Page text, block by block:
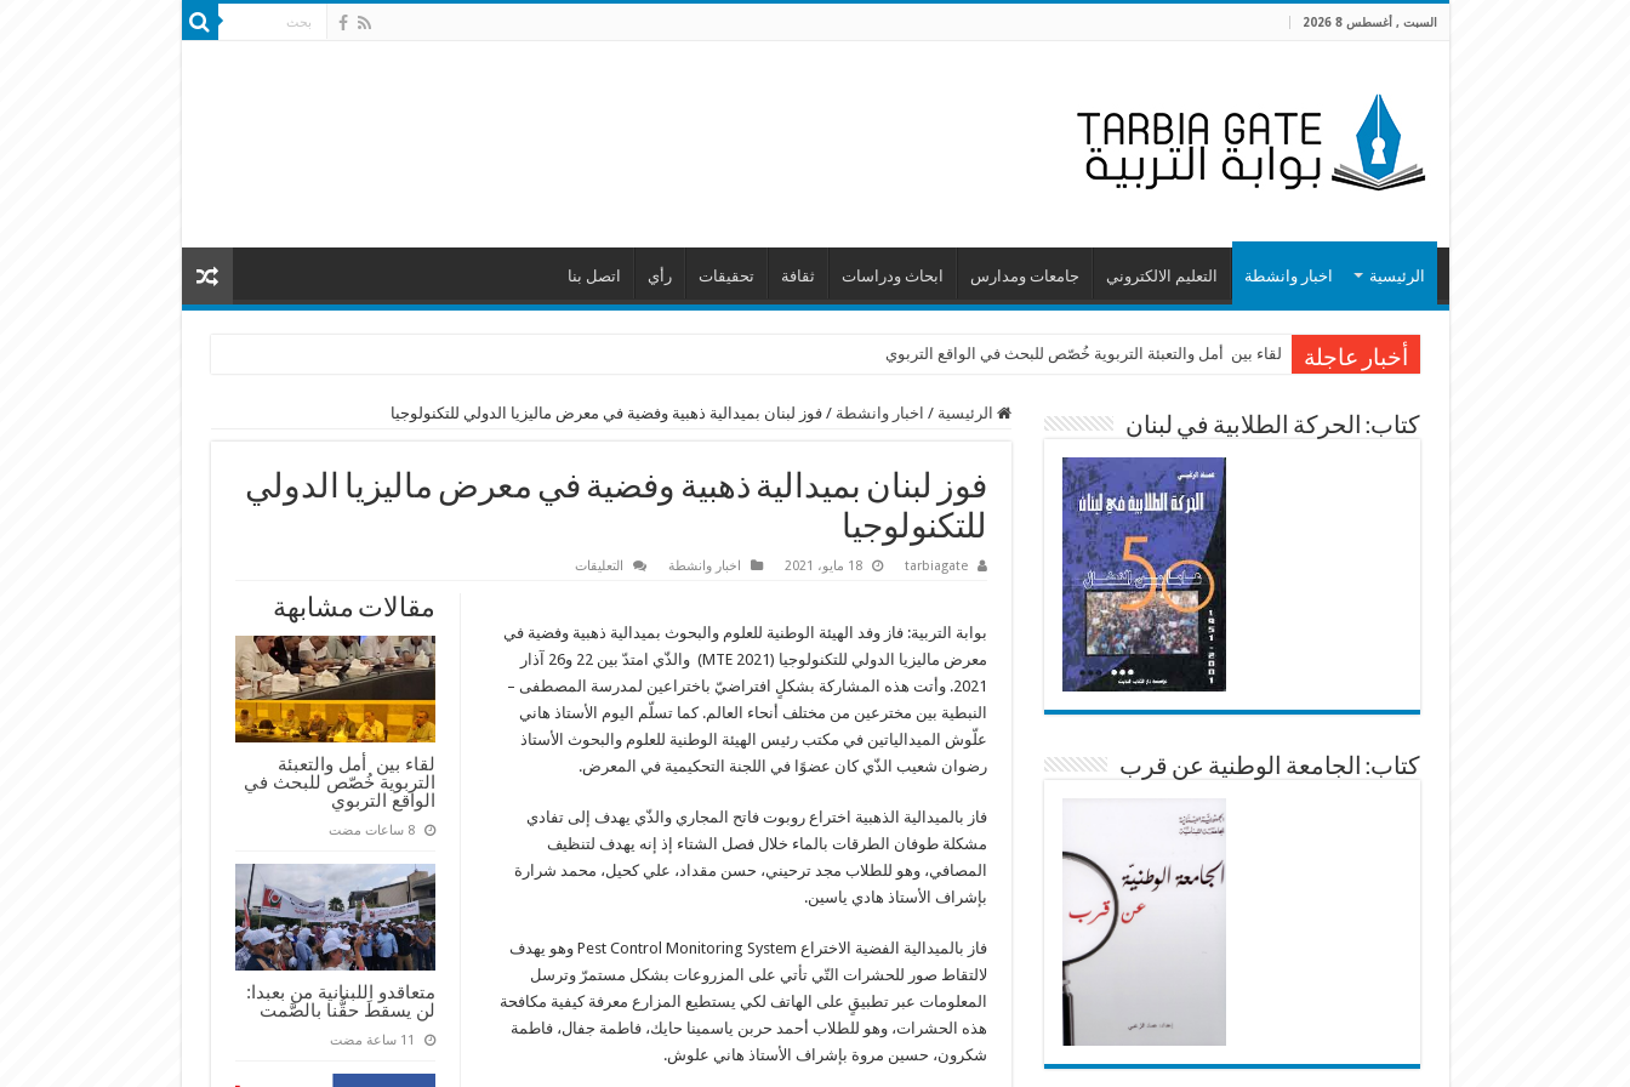
السبت , أغسطس 8 2026
الرئيسية اخبار وانشطة التعليم الالكتروني جامعات ومدارس ابحاث ودراسات ثقافة تحقيقات رأي اتصل بنا
أخبار عاجلة لقاء بين أمل والتعبئة التربوية خُصّص للبحث في الواقع التربوي
الرئيسية / اخبار وانشطة / فوز لبنان بميدالية ذهبية وفضية في معرض ماليزيا الدولي للتكنولوجيا
فوز لبنان بميدالية ذهبية وفضية في معرض ماليزيا الدولي
للتكنولوجيا
tarbiagate 18 مايو، 2021 اخبار وانشطة التعليقات
ذهبية
وفضية
في
معرض
ماليزيا
الدولي
للتكنولوجيا
مغلقة
مقالات مشابهة
لقاء بين أمل والتعبئة
التربوية خُصّص للبحث في
الواقع التربوي
‏8 ساعات مضت
متعاقدو اللبنانية من بعبدا:
لن يسقطَ حقُّنا بالصَّمت
بوابة التربية: فاز وفد الهيئة الوطنية للعلوم والبحوث بميدالية ذهبية وفضية في
معرض ماليزيا الدولي للتكنولوجيا (MTE 2021) والذّي امتدّ بين 22 و26 آذار
2021. وأتت هذه المشاركة بشكلٍ افتراضيّ باختراعين لمدرسة المصطفى –
النبطية بين مخترعين من مختلف أنحاء العالم. كما تسلّم اليوم الأستاذ هاني
علّوش الميدالياتين في مكتب رئيس الهيئة الوطنية للعلوم والبحوث الأستاذ
رضوان شعيب الذّي كان عضوًا في اللجنة التحكيمية في المعرض.
فاز بالميدالية الذهبية اختراع روبوت فاتح المجاري والذّي يهدف إلى تفادي
مشكلة طوفان الطرقات بالماء خلال فصل الشتاء إذ إنه يهدف لتنظيف
المصافي، وهو للطلاب مجد ترحيني، حسن مقداد، علي كحيل، محمد شرارة
بإشراف الأستاذ هادي ياسين.
فاز بالميدالية الفضية الاختراع Pest Control Monitoring System وهو يهدف
لالتقاط صور للحشرات التّي تأتي على المزروعات بشكل مستمرّ وترسل
المعلومات عبر تطبيقٍ على الهاتف لكي يستطيع المزارع معرفة كيفية مكافحة
هذه الحشرات، وهو للطلاب أحمد حربن ياسمينا حايك، فاطمة جفال، فاطمة
شكرون، حسين مروة بإشراف الأستاذ هاني علوش.
كتاب: الحركة الطلابية في لبنان
كتاب: الجامعة الوطنية عن قرب